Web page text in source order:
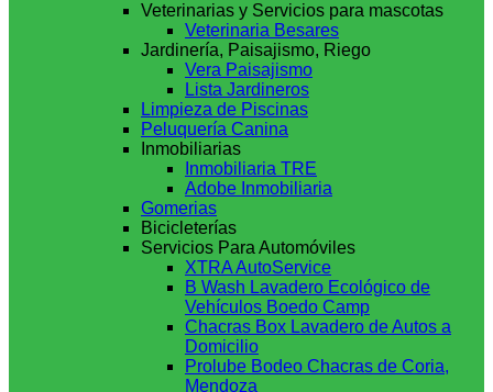
Veterinarias y Servicios para mascotas
Veterinaria Besares
Jardinería, Paisajismo, Riego
Vera Paisajismo
Lista Jardineros
Limpieza de Piscinas
Peluquería Canina
Inmobiliarias
Inmobiliaria TRE
Adobe Inmobiliaria
Gomerias
Bicicleterías
Servicios Para Automóviles
XTRA AutoService
B Wash Lavadero Ecológico de
Vehículos Boedo Camp
Chacras Box Lavadero de Autos a
Domicilio
Prolube Bodeo Chacras de Coria,
Mendoza